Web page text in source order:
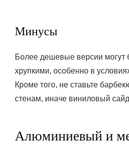
Минусы
Более дешевые версии могут
хрупкими, особенно в
Кроме того, не ставьте
стенам, иначе виниловый
Алюминиевый и